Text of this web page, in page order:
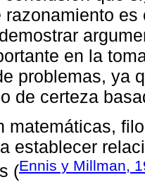
razonamiento
en la
problemas, ya
de certeza
matemáticas,
establecer
(Ennis y Millman,